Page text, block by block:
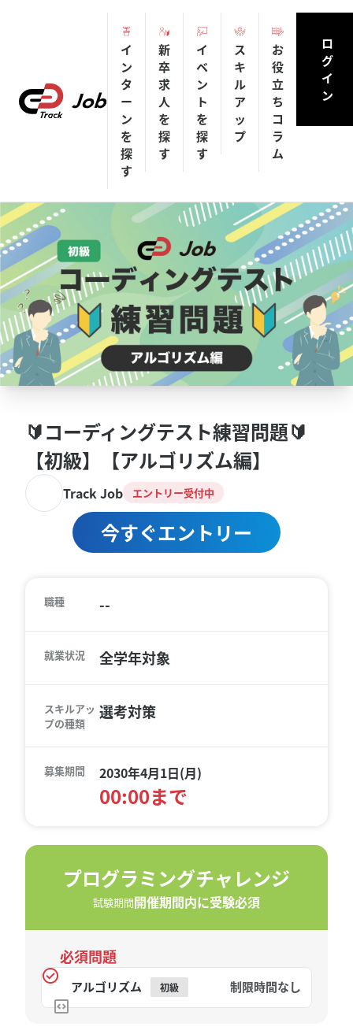
イ
ン
タ
ー
ン
を
探
す
新
卒
求
人
を
探
す
イ
ベ
ン
ト
を
探
す
ス
キ
ル
ア
ッ
プ
お
役
立
ち
コ
ラ
ム
ロ
グ
イ
ン
🔰コーディングテスト練習問題🔰
【初級】【アルゴリズム編】
Track Job エントリー受付中
今すぐエントリー
職種 --
就業状況 全学年対象
スキルアッ
プの種類
選考対策
募集期間 2030年4月1日(月)
00:00まで
プログラミングチャレンジ
試験期間開催期間内に受験必須
必須問題
アルゴリズム 初級 制限時間なし